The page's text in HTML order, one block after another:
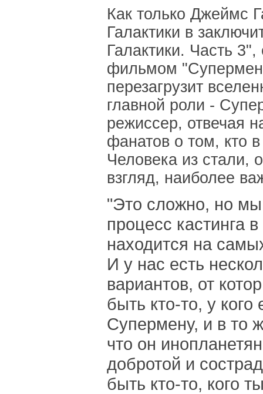
Как только Джеймс
Галактики в
Галактики. Часть
фильмом
перезагрузит
главной роли -
режиссер, отвечая
фанатов о том, кто в
Человека из стали,
взгляд, наиболее
"Это сложно, но
процесс кастинга
находится на
И у нас есть
вариантов, от
быть кто-то, у
Супермену, и в то
что он
добротой и
быть кто-то, кого